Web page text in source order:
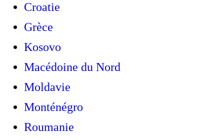
Croatie
Grèce
Kosovo
Macédoine du Nord
Moldavie
Monténégro
Roumanie